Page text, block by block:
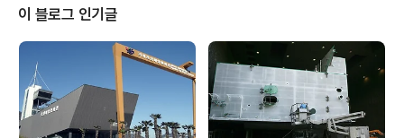
공신력 높은 선급 중 하나인 미국 ABS社로부터 '전염병
확산 완화 설계(Guide for Mitigation of Infectious Di
sease Transmission on Board Marine and Offsh
ore Assets)'에 대한 기본 인증(Approval in Princip..
이 블로그 인기글